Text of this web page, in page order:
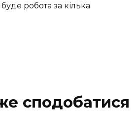
робота за кілька
сподобатися